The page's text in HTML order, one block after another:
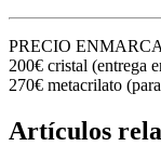
PRECIO
200€ cristal (entrega
270€ metacrilato
Artículos